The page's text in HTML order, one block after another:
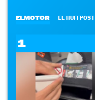
ELMOTOR EL HUFFPOST
1